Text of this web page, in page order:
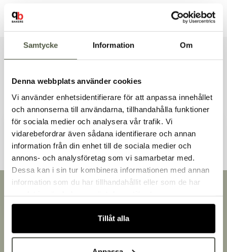
Samtycke Information Om
Denna webbplats använder cookies
Vi använder enhetsidentifierare för att anpassa innehållet
och annonserna till användarna, tillhandahålla funktioner
för sociala medier och analysera vår trafik. Vi
vidarebefordrar även sådana identifierare och annan
information från din enhet till de sociala medier och
annons- och analysföretag som vi samarbetar med.
Dessa kan i sin tur kombinera informationen med annan
information som du har tillhandahållit eller som de har
Tillåt alla
Dokument & produktblad
Liknande produkter
Andra kunder tittade även på
Egen produktion
Designat och tillverkat i Småland
Välkommen till Bakers!
Handlar du som företag eller privatperson?
Fortsätt som privatperson